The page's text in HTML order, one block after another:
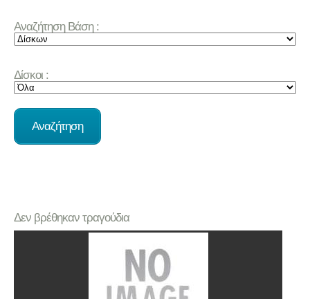
Αναζήτηση Βάση :
Δίσκοι :
Δεν βρέθηκαν τραγούδια